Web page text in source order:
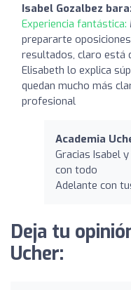
Isabel Gozalbez
Experiencia fantástica:
prepararte
resultados, claro está
Elisabeth lo explica
quedan mucho más
profesional
Academia
Gracias Isabel
con todo
Adelante con
Deja tu
Ucher: